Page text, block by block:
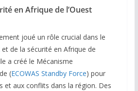
en Afrique de l’Ouest
joué un rôle crucial dans le
et de la sécurité en Afrique de
a créé le Mécanisme
(ECOWAS Standby Force) pour
et aux conflits dans la région. Des